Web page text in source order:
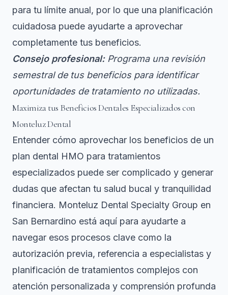
para tu límite anual, por lo que una planificación
cuidadosa puede ayudarte a aprovechar
completamente tus beneficios.
Consejo profesional: Programa una revisión
semestral de tus beneficios para identificar
oportunidades de tratamiento no utilizadas.
Maximiza tus Beneficios Dentales Especializados con
Monteluz Dental
Entender cómo aprovechar los beneficios de un
plan dental HMO para tratamientos
especializados puede ser complicado y generar
dudas que afectan tu salud bucal y tranquilidad
financiera. Monteluz Dental Specialty Group en
San Bernardino está aquí para ayudarte a
navegar esos procesos clave como la
autorización previa, referencia a especialistas y
planificación de tratamientos complejos con
atención personalizada y comprensión profunda